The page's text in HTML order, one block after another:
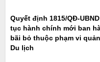
Quyết định 1815/QĐ-
tục hành chính mới ban
bãi bỏ thuộc phạm vi
Du lịch